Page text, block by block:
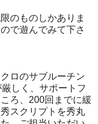
のものしかありま
で遊んでみて下さ
ロのサブルーチン
しく、サポートフ
ろ、200回までに緩
スクリプトを秀丸